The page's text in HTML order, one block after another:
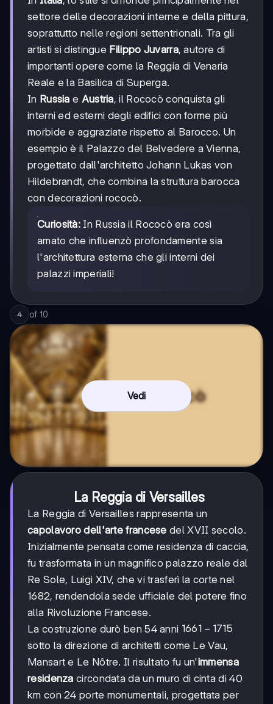
settore delle decorazioni interne e della pittura,
soprattutto nelle regioni settentrionali. Tra gli
artisti si distingue Filippo Juvarra, autore di
importanti opere come la Reggia di Venaria
Reale e la Basilica di Superga.
In Russia e Austria, il Rococò conquista gli
interni ed esterni degli edifici con forme più
morbide e aggraziate rispetto al Barocco. Un
esempio è il Palazzo del Belvedere a Vienna,
progettato dall'architetto Johann Lukas von
Hildebrandt, che combina la struttura barocca
con decorazioni rococò.
Curiosità: In Russia il Rococò era così
amato che influenzò profondamente sia
l'architettura esterna che gli interni dei
palazzi imperiali!
4 of 10
Vedi
La Reggia di Versailles
La Reggia di Versailles rappresenta un
capolavoro dell'arte francese del XVII secolo.
Inizialmente pensata come residenza di caccia,
fu trasformata in un magnifico palazzo reale dal
Re Sole, Luigi XIV, che vi trasferì la corte nel
1682, rendendola sede ufficiale del potere fino
alla Rivoluzione Francese.
La costruzione durò ben 54 anni 1661-
1715
1661 − 1715
sotto la direzione di architetti come Le Vau,
Mansart e Le Nôtre. Il risultato fu un'immensa
residenza circondata da un muro di cinta di 40
km con 24 porte monumentali, progettata per